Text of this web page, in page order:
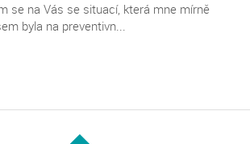
se na Vás se situací, která mne mírně
byla na preventivn...